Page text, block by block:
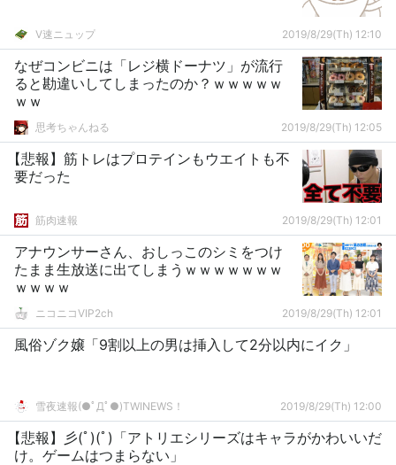
V速ニュップ 2019/8/29(Th) 12:10
なぜコンビニは「レジ横ドーナツ」が流行
ると勘違いしてしまったのか？ｗｗｗｗｗ
ｗｗ
思考ちゃんねる 2019/8/29(Th) 12:05
【悲報】筋トレはプロテインもウエイトも不
要だった
筋肉速報 2019/8/29(Th) 12:01
アナウンサーさん、おしっこのシミをつけ
たまま生放送に出てしまうｗｗｗｗｗｗｗ
ｗｗｗｗ
ニコニコVIP2ch 2019/8/29(Th) 12:01
風俗ゾク嬢「9割以上の男は挿入して2分以内にイク」
雪夜速報(●ﾟДﾟ●)TWINEWS！ 2019/8/29(Th) 12:00
【悲報】彡(ﾟ)(ﾟ)「アトリエシリーズはキャラがかわいいだ
け。ゲームはつまらない」